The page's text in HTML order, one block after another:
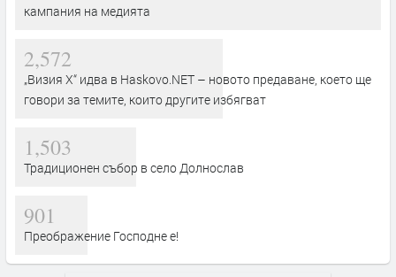
кампания на медията
2,572
„Визия Х“ идва в Haskovo.NET – новото предаване, което ще
говори за темите, които другите избягват
1,503
Традиционен събор в село Долнослав
901
Преображение Господне е!